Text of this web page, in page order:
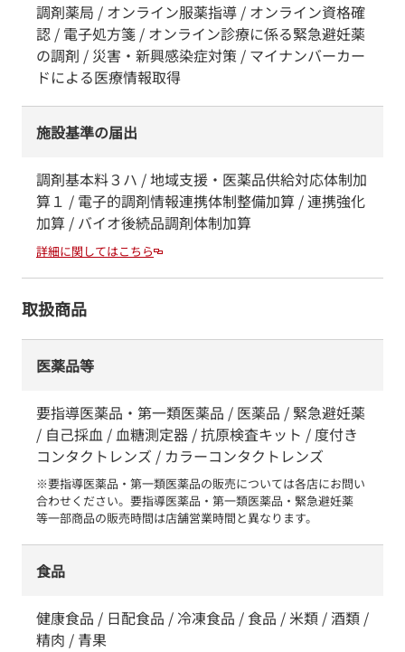
調剤薬局 / オンライン服薬指導 / オンライン資格確
認 / 電子処方箋 / オンライン診療に係る緊急避妊薬
の調剤 / 災害・新興感染症対策 / マイナンバーカー
ドによる医療情報取得
施設基準の届出
調剤基本料３ハ / 地域支援・医薬品供給対応体制加
算１ / 電子的調剤情報連携体制整備加算 / 連携強化
加算 / バイオ後続品調剤体制加算
詳細に関してはこちら
取扱商品
医薬品等
要指導医薬品・第一類医薬品 / 医薬品 / 緊急避妊薬
/ 自己採血 / 血糖測定器 / 抗原検査キット / 度付き
コンタクトレンズ / カラーコンタクトレンズ
※要指導医薬品・第一類医薬品の販売については各店にお問い
合わせください。要指導医薬品・第一類医薬品・緊急避妊薬
等一部商品の販売時間は店舗営業時間と異なります。
食品
健康食品 / 日配食品 / 冷凍食品 / 食品 / 米類 / 酒類 /
精肉 / 青果